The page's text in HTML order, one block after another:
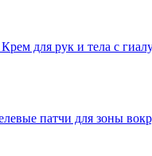
для рук и тела с
патчи для зоны